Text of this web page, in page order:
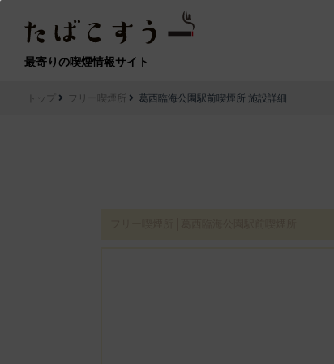
最寄りの喫煙情報サイト
トップ フリー喫煙所 葛西臨海公園駅前喫煙所 施設詳細